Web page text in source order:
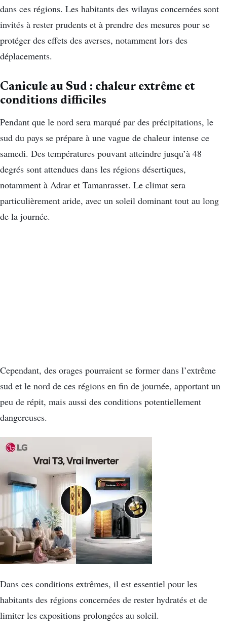
dans ces régions. Les habitants des wilayas concernées sont
invités à rester prudents et à prendre des mesures pour se
protéger des effets des averses, notamment lors des
déplacements.
Canicule au Sud : chaleur extrême et
conditions difficiles
Pendant que le nord sera marqué par des précipitations, le
sud du pays se prépare à une vague de chaleur intense ce
samedi. Des températures pouvant atteindre jusqu’à 48
degrés sont attendues dans les régions désertiques,
notamment à Adrar et Tamanrasset. Le climat sera
particulièrement aride, avec un soleil dominant tout au long
de la journée.
Cependant, des orages pourraient se former dans l’extrême
sud et le nord de ces régions en fin de journée, apportant un
peu de répit, mais aussi des conditions potentiellement
dangereuses.
Dans ces conditions extrêmes, il est essentiel pour les
habitants des régions concernées de rester hydratés et de
limiter les expositions prolongées au soleil.